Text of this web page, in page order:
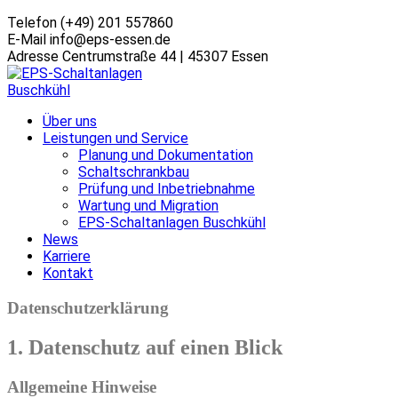
Telefon (+49) 201 557860
E-Mail info@eps-essen.de
Adresse Centrumstraße 44 | 45307 Essen
Über uns
Leistungen und Service
Planung und Dokumentation
Schaltschrankbau
Prüfung und Inbetriebnahme
Wartung und Migration
EPS-Schaltanlagen Buschkühl
News
Karriere
Kontakt
Datenschutz­erklärung
1. Datenschutz auf einen Blick
Allgemeine Hinweise